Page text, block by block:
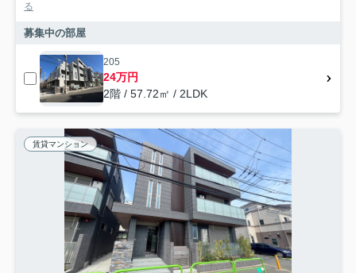
る
募集中の部屋
205
24万円
2階 / 57.72㎡ / 2LDK
賃貸マンション